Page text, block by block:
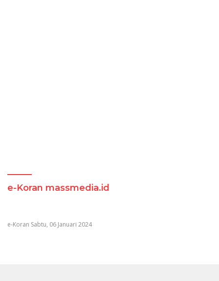
e-Koran massmedia.id
e-Koran Sabtu, 06 Januari 2024